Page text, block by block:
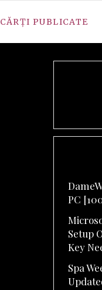
CĂRȚI PUBLICATE
PC
Setup
Key
Spa